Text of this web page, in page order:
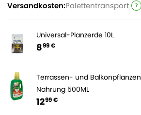
Versandkosten:Palettentransport
Universal-Planzerde 10L
899 €
Terrassen- und Balkonpflanzen
Nahrung 500ML
1299 €